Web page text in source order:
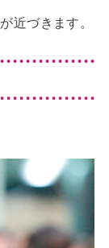
近づきます。